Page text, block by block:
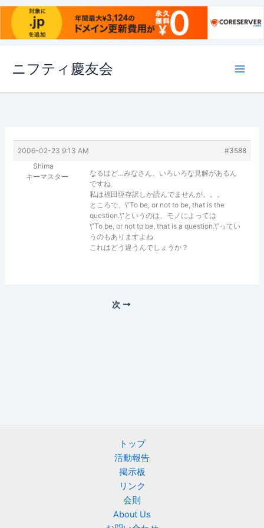
ス
ニフティ慶友会
2006-02-23 9:13 AM
#3588
Shima
キーマスター
なるほど…みなさん、いろいろな見解があるん
ですね
私は福田恆存訳しか読んでませんが。。。
ところで、\”To be, or not to be, that is the
question.\”というのは、モノによっては
\”To be, or not to be, that is a question.\”ってい
うのもありますよね
これはどう違うんでしょうか？
次
トップ
活動報告
掲示板
リンク
会則
About Us